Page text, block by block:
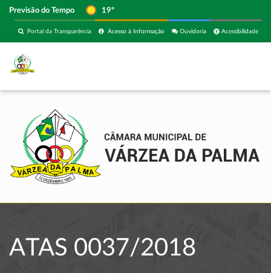
Previsão do Tempo 19º
Acessibilidade
Ouvidoria
Acesso à Informação
Portal da Transparência
ATAS 0037/2018